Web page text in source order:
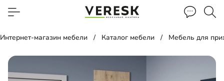
Интернет-магазин мебели Каталог мебели Мебель для